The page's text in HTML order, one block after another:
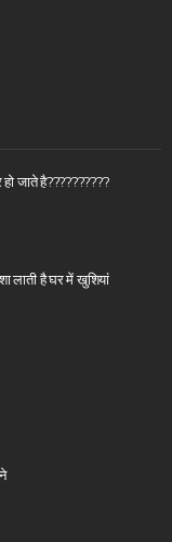
हो जाते है??????????
लाती है घर में खुशियां